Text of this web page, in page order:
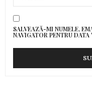
SALVEAZĂ-MI NUMELE,
NAVIGATOR PENTRU